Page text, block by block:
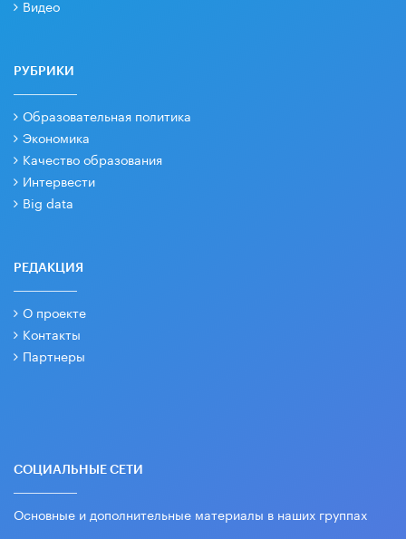
Видео
РУБРИКИ
Образовательная политика
Экономика
Качество образования
Интервести
Big data
РЕДАКЦИЯ
О проекте
Контакты
Партнеры
СОЦИАЛЬНЫЕ СЕТИ
Основные и дополнительные материалы в наших группах